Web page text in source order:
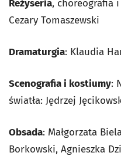
Reżyseria, choreografia
Cezary Tomaszewski
Dramaturgia: Klaudia
Scenografia i kostiumy:
światła: Jędrzej
Obsada: Małgorzata
Borkowski, Agnieszka